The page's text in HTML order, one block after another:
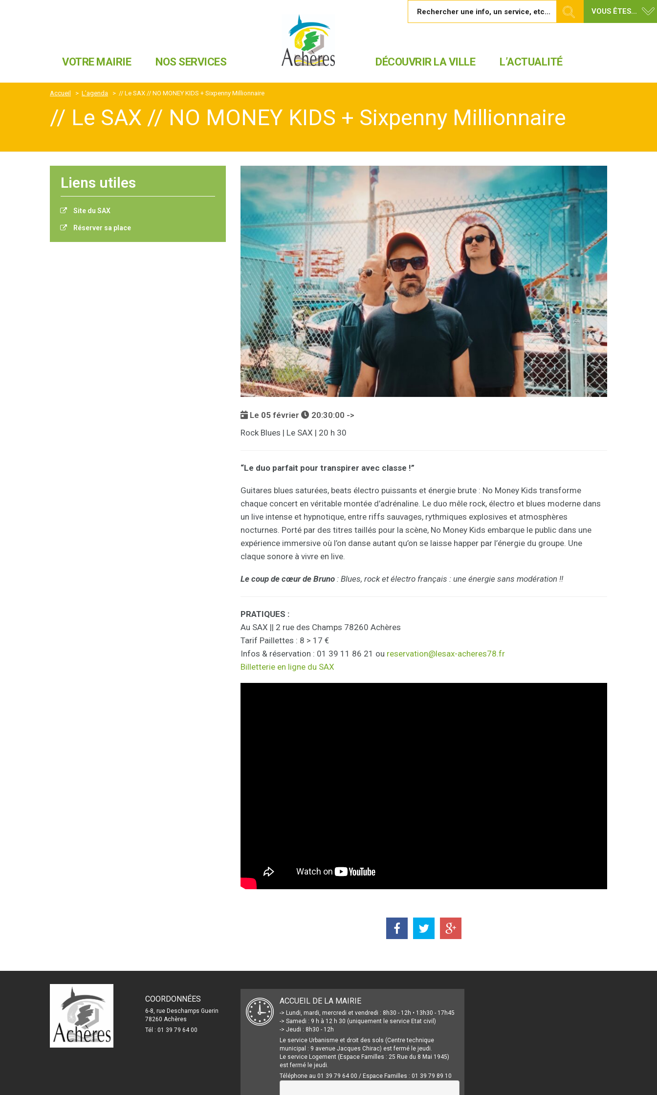
VOUS ÊTES...
VOTRE MAIRIE NOS SERVICES DÉCOUVRIR LA VILLE L’ACTUALITÉ
Accueil > L’agenda > // Le SAX // NO MONEY KIDS + Sixpenny Millionnaire
// Le SAX // NO MONEY KIDS + Sixpenny Millionnaire
Le 05 février
20:30:00 ->
Rock Blues | Le SAX | 20 h 30
“Le duo parfait pour transpirer avec classe !”
Guitares blues saturées, beats électro puissants et énergie brute : No Money Kids transforme
chaque concert en véritable montée d’adrénaline. Le duo mêle rock, électro et blues moderne dans
un live intense et hypnotique, entre riffs sauvages, rythmiques explosives et atmosphères
nocturnes. Porté par des titres taillés pour la scène, No Money Kids embarque le public dans une
expérience immersive où l’on danse autant qu’on se laisse happer par l’énergie du groupe. Une
claque sonore à vivre en live.
Le coup de cœur de Bruno : Blues, rock et électro français : une énergie sans modération !!
PRATIQUES :
Au SAX || 2 rue des Champs 78260 Achères
Tarif Paillettes : 8 > 17 €
Infos & réservation : 01 39 11 86 21 ou reservation@lesax-acheres78.fr
Billetterie en ligne du SAX
Liens utiles
Site du SAX
Réserver sa place
COORDONNÉES
6-8, rue Deschamps Guerin
78260 Achères
Tél : 01 39 79 64 00
ACCUEIL DE LA MAIRIE
-> Lundi, mardi, mercredi et vendredi : 8h30 - 12h • 13h30 - 17h45
-> Samedi : 9 h à 12 h 30 (uniquement le service Etat civil)
-> Jeudi : 8h30 - 12h
Le service Urbanisme et droit des sols (Centre technique
municipal : 9 avenue Jacques Chirac) est fermé le jeudi.
Le service Logement (Espace Familles : 25 Rue du 8 Mai 1945)
est fermé le jeudi.
Téléphone au 01 39 79 64 00 / Espace Familles : 01 39 79 89 10